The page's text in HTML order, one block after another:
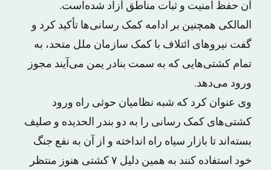
آن حفظ امنیت و ثبات مناطق آزاد شده‌است.
المالکی همچنین بر ادامه کمک رسانی‌ها تأکید کرد و
گفت نیروهای ائتلاف با کمک سازمان ملل متحد، به
تمام کشتی‌هایی که به سمت بنادر یمن می‌آیند مجوز
ورود می‌دهد.
وی عنوان کرد که شبه نظامیان حوثی راه ورود
کشتی‌های کمک رسانی را به دو بندر الحدیده و صلیف
بسته‌اند تا بازار سیاه راه انداخته و از آن به نفع جنگ
خود استفاده کنند به همین دلیل ۷ کشتی هنوز منتظر